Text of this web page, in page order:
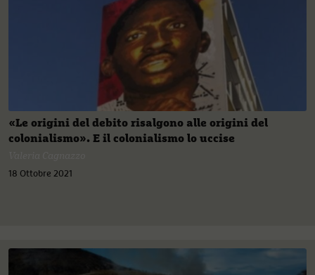
«Le origini del debito risalgono alle origini del
colonialismo». E il colonialismo lo uccise
18 Ottobre 2021